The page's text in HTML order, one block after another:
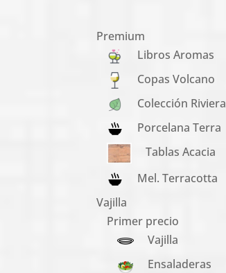
Premium
Libros Aromas
Copas Volcano
Colección Riviera
Porcelana Terra
Tablas Acacia
Mel. Terracotta
Vajilla
Primer precio
Vajilla
Ensaladeras